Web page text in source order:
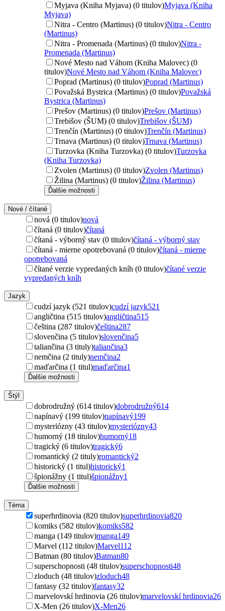
Myjava (Kniha Myjava) (0 titulov)Myjava (Kniha
Myjava)
Nitra - Centro (Martinus) (0 titulov)Nitra - Centro
(Martinus)
Nitra - Promenada (Martinus) (0 titulov)Nitra -
Promenada (Martinus)
Nové Mesto nad Váhom (Kniha Malovec) (0
titulov)Nové Mesto nad Váhom (Kniha Malovec)
Poprad (Martinus) (0 titulov)Poprad (Martinus)
Považská Bystrica (Martinus) (0 titulov)Považská
Bystrica (Martinus)
Prešov (Martinus) (0 titulov)Prešov (Martinus)
Trebišov (ŠUM) (0 titulov)Trebišov (ŠUM)
Trenčín (Martinus) (0 titulov)Trenčín (Martinus)
Trnava (Martinus) (0 titulov)Trnava (Martinus)
Turzovka (Kniha Turzovka) (0 titulov)Turzovka
(Kniha Turzovka)
Zvolen (Martinus) (0 titulov)Zvolen (Martinus)
Žilina (Martinus) (0 titulov)Žilina (Martinus)
Ďalšie možnosti
Nové / čítané
nová (0 titulov)nová
čítaná (0 titulov)čítaná
čítaná - výborný stav (0 titulov)čítaná - výborný stav
čítaná - mierne opotrebovaná (0 titulov)čítaná - mierne
opotrebovaná
čítané verzie vypredaných kníh (0 titulov)čítané verzie
vypredaných kníh
Jazyk
cudzí jazyk (521 titulov)cudzí jazyk521
angličtina (515 titulov)angličtina515
čeština (287 titulov)čeština287
slovenčina (5 titulov)slovenčina5
taliančina (3 tituly)taliančina3
nemčina (2 tituly)nemčina2
maďarčina (1 titul)maďarčina1
Ďalšie možnosti
Štýl
dobrodružný (614 titulov)dobrodružný614
napínavý (199 titulov)napínavý199
mysteriózny (43 titulov)mysteriózny43
humorný (18 titulov)humorný18
tragický (6 titulov)tragický6
romantický (2 tituly)romantický2
historický (1 titul)historický1
špionážny (1 titul)špionážny1
Ďalšie možnosti
Téma
superhrdinovia (820 titulov)superhrdinovia820
komiks (582 titulov)komiks582
manga (149 titulov)manga149
Marvel (112 titulov)Marvel112
Batman (80 titulov)Batman80
superschopnosti (48 titulov)superschopnosti48
zloduch (48 titulov)zloduch48
fantasy (32 titulov)fantasy32
marvelovskí hrdinovia (26 titulov)marvelovskí hrdinovia26
X-Men (26 titulov)X-Men26